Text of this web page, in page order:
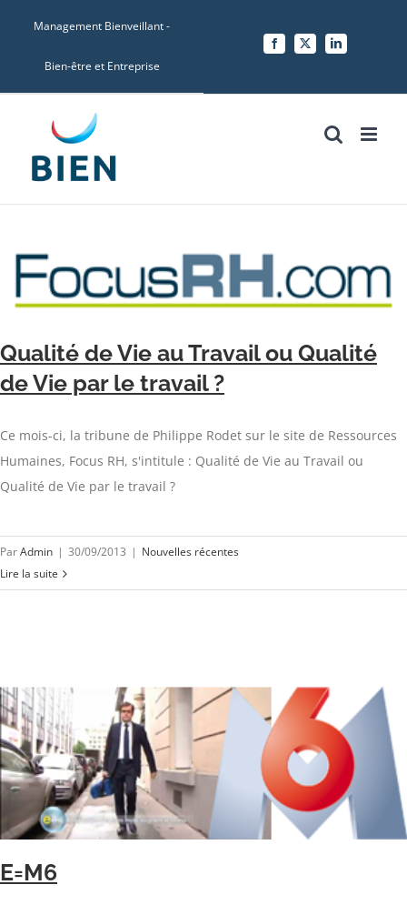
Management Bienveillant -
Bien-être et Entreprise
Facebook
X LinkedIn
Qualité de Vie au Travail ou Qualité
de Vie par le travail ?
Ce mois-ci, la tribune de Philippe Rodet sur le site de Ressources
Humaines, Focus RH, s'intitule : Qualité de Vie au Travail ou
Qualité de Vie par le travail ?
ParAdmin | 30/09/2013 | Nouvelles récentes
Lire la suite
E=M6